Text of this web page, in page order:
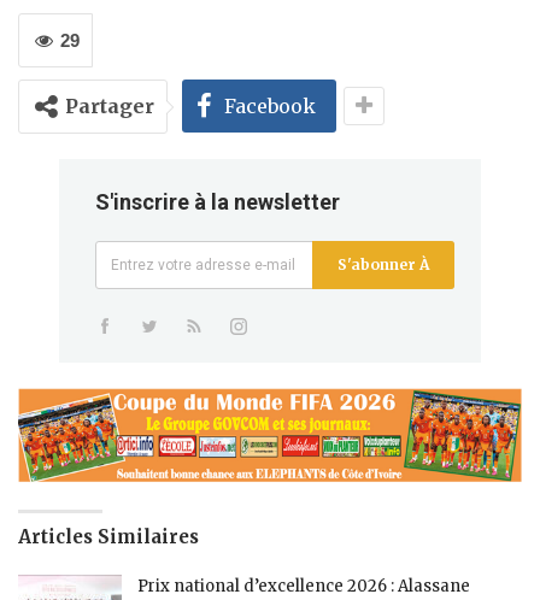
29
Partager Facebook
S'inscrire à la newsletter
S'abonner À
Articles Similaires
Prix national d’excellence 2026 : Alassane